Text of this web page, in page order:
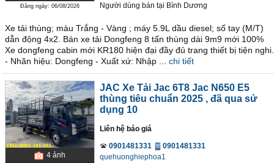
Đăng ngày: 06/08/2026
Người dùng bán tại Bình Dương
Xe tải thùng; màu Trắng - Vàng ; máy 5.9L dầu diesel; số tay (M/T)
dẫn động 4x2. Bán xe tải Dongfeng 8 tấn thùng dài 9m9 mới 100%
Xe dongfeng cabin mới KR180 hiện đại đầy đủ trang thiết bị tiện nghi.
- Nhãn hiệu: Dongfeng - Xuất xứ: Nhập ...
chi tiết
4 ảnh
JAC Xe Tải Jac 6T8 Jac N650 E5
thùng tiêu chuẩn 2025 , đã qua sử
dụng 10
Liên hệ báo giá
0901481331
0901481331
quehuonghiephoa1